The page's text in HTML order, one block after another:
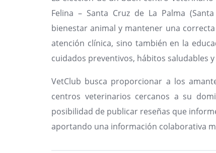
Felina – Santa Cruz de La Palma
bienestar animal y mantener una
atención clínica, sino también en la
cuidados preventivos, hábitos saludables
VetClub busca proporcionar a los
centros veterinarios cercanos a su
posibilidad de publicar reseñas que
aportando una información colaborativa